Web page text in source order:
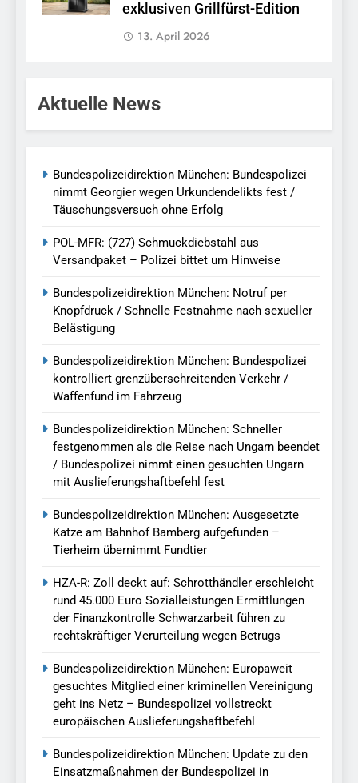
exklusiven Grillfürst-Edition
13. April 2026
Aktuelle News
Bundespolizeidirektion München: Bundespolizei
nimmt Georgier wegen Urkundendelikts fest /
Täuschungsversuch ohne Erfolg
POL-MFR: (727) Schmuckdiebstahl aus
Versandpaket – Polizei bittet um Hinweise
Bundespolizeidirektion München: Notruf per
Knopfdruck / Schnelle Festnahme nach sexueller
Belästigung
Bundespolizeidirektion München: Bundespolizei
kontrolliert grenzüberschreitenden Verkehr /
Waffenfund im Fahrzeug
Bundespolizeidirektion München: Schneller
festgenommen als die Reise nach Ungarn beendet
/ Bundespolizei nimmt einen gesuchten Ungarn
mit Auslieferungshaftbefehl fest
Bundespolizeidirektion München: Ausgesetzte
Katze am Bahnhof Bamberg aufgefunden –
Tierheim übernimmt Fundtier
HZA-R: Zoll deckt auf: Schrotthändler erschleicht
rund 45.000 Euro Sozialleistungen Ermittlungen
der Finanzkontrolle Schwarzarbeit führen zu
rechtskräftiger Verurteilung wegen Betrugs
Bundespolizeidirektion München: Europaweit
gesuchtes Mitglied einer kriminellen Vereinigung
geht ins Netz – Bundespolizei vollstreckt
europäischen Auslieferungshaftbefehl
Bundespolizeidirektion München: Update zu den
Einsatzmaßnahmen der Bundespolizei in